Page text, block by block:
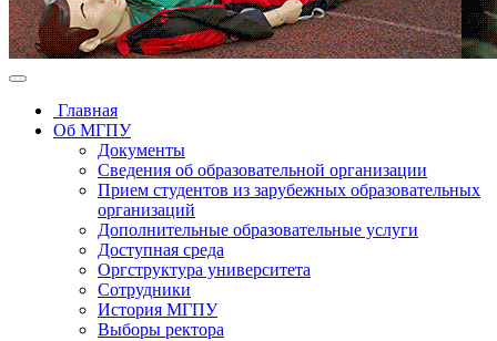
Главная
Об МГПУ
Документы
Сведения об образовательной организации
Прием студентов из зарубежных образовательных
организаций
Дополнительные образовательные услуги
Доступная среда
Оргструктура университета
Сотрудники
История МГПУ
Выборы ректора